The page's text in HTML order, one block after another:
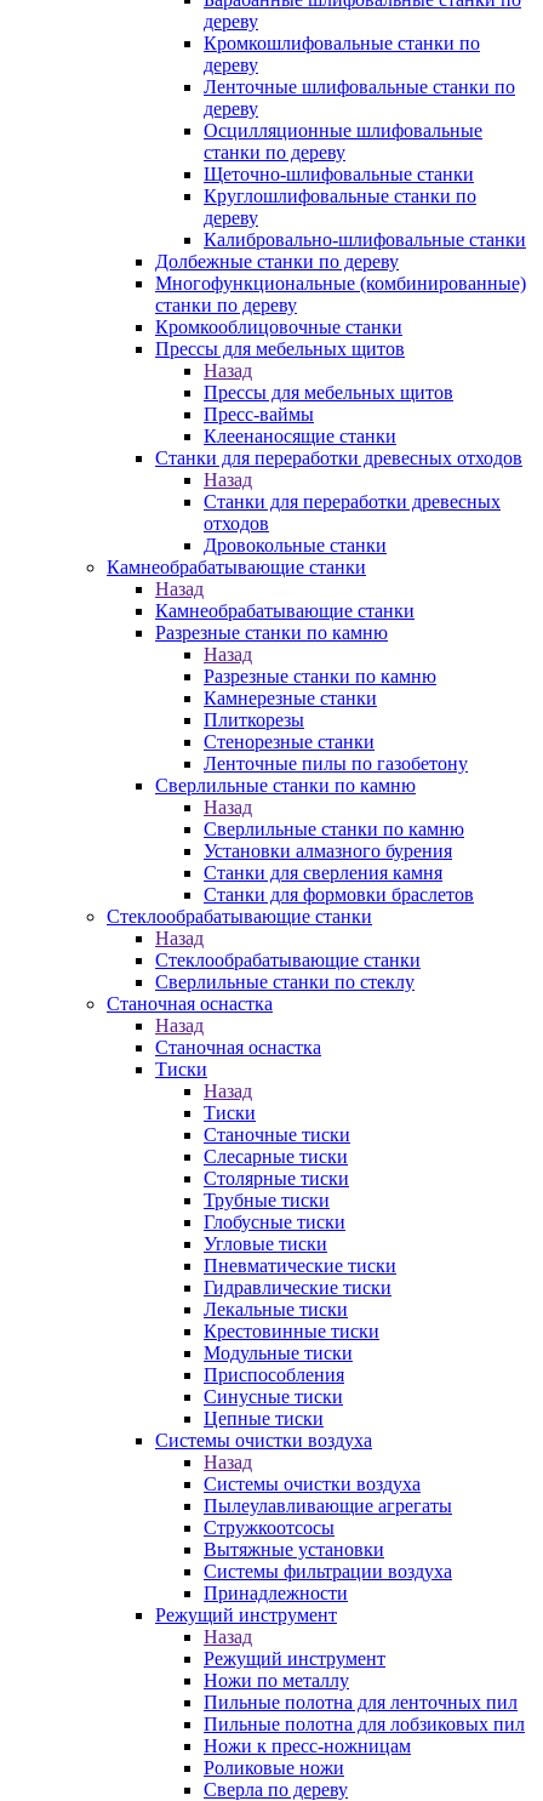
дереву
Кромкошлифовальные станки по
дереву
Ленточные шлифовальные станки по
дереву
Осцилляционные шлифовальные
станки по дереву
Щеточно-шлифовальные станки
Круглошлифовальные станки по
дереву
Калибровально-шлифовальные станки
Долбежные станки по дереву
Многофункциональные (комбинированные)
станки по дереву
Кромкооблицовочные станки
Прессы для мебельных щитов
Назад
Прессы для мебельных щитов
Пресс-ваймы
Клеенаносящие станки
Станки для переработки древесных отходов
Назад
Станки для переработки древесных
отходов
Дровокольные станки
Камнеобрабатывающие станки
Назад
Камнеобрабатывающие станки
Разрезные станки по камню
Назад
Разрезные станки по камню
Камнерезные станки
Плиткорезы
Стенорезные станки
Ленточные пилы по газобетону
Сверлильные станки по камню
Назад
Сверлильные станки по камню
Установки алмазного бурения
Станки для сверления камня
Станки для формовки браслетов
Стеклообрабатывающие станки
Назад
Стеклообрабатывающие станки
Сверлильные станки по стеклу
Станочная оснастка
Назад
Станочная оснастка
Тиски
Назад
Тиски
Станочные тиски
Слесарные тиски
Столярные тиски
Трубные тиски
Глобусные тиски
Угловые тиски
Пневматические тиски
Гидравлические тиски
Лекальные тиски
Крестовинные тиски
Модульные тиски
Приспособления
Синусные тиски
Цепные тиски
Системы очистки воздуха
Назад
Системы очистки воздуха
Пылеулавливающие агрегаты
Стружкоотсосы
Вытяжные установки
Системы фильтрации воздуха
Принадлежности
Режущий инструмент
Назад
Режущий инструмент
Ножи по металлу
Пильные полотна для ленточных пил
Пильные полотна для лобзиковых пил
Ножи к пресс-ножницам
Роликовые ножи
Сверла по дереву